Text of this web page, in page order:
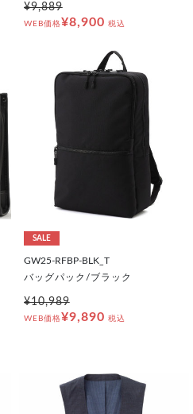
¥9,889
WEB価格¥8,900 税込
SALE
GW25-RFBP-BLK_T
バッグパック/ブラック
¥10,989
WEB価格¥9,890 税込